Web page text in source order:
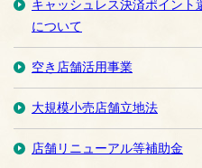
キャッシュレス決済ポイン
について
空き店舗活用事業
大規模小売店舗立地法
店舗リニューアル等補助金